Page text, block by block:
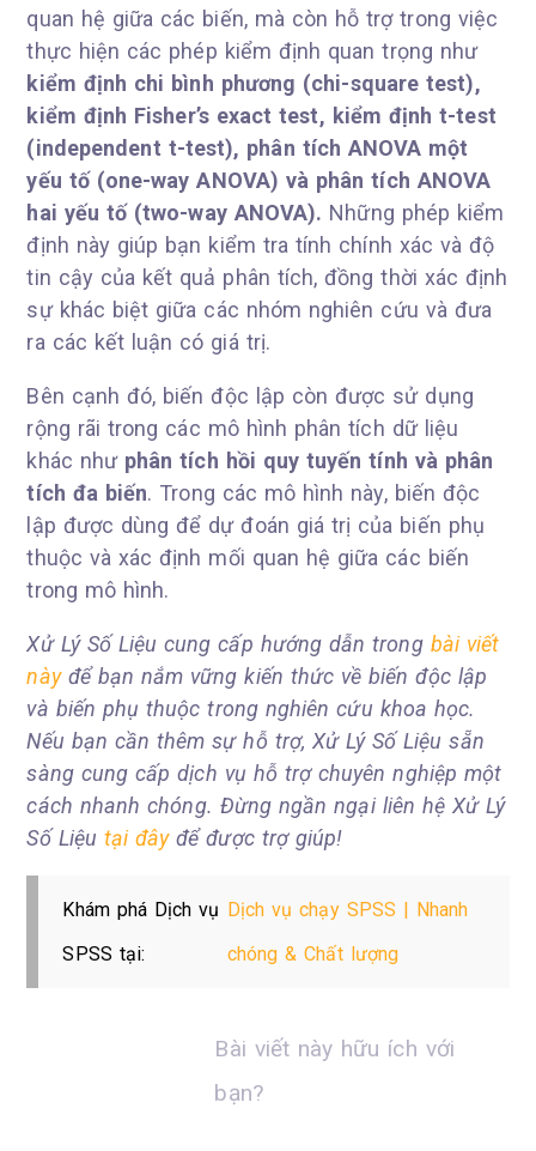
quan hệ giữa các biến, mà còn hỗ trợ trong việc
thực hiện các phép kiểm định quan trọng như
kiểm định chi bình phương (chi-square test),
kiểm định Fisher’s exact test, kiểm định t-test
(independent t-test), phân tích ANOVA một
yếu tố (one-way ANOVA) và phân tích ANOVA
hai yếu tố (two-way ANOVA). Những phép kiểm
định này giúp bạn kiểm tra tính chính xác và độ
tin cậy của kết quả phân tích, đồng thời xác định
sự khác biệt giữa các nhóm nghiên cứu và đưa
ra các kết luận có giá trị.
Bên cạnh đó, biến độc lập còn được sử dụng
rộng rãi trong các mô hình phân tích dữ liệu
khác như phân tích hồi quy tuyến tính và phân
tích đa biến. Trong các mô hình này, biến độc
lập được dùng để dự đoán giá trị của biến phụ
thuộc và xác định mối quan hệ giữa các biến
trong mô hình.
Xử Lý Số Liệu cung cấp hướng dẫn trong bài viết
nàyđể bạn nắm vững kiến thức về biến độc lập
và biến phụ thuộc trong nghiên cứu khoa học.
Nếu bạn cần thêm sự hỗ trợ, Xử Lý Số Liệu sẵn
sàng cung cấp dịch vụ hỗ trợ chuyên nghiệp một
cách nhanh chóng. Đừng ngần ngại liên hệ Xử Lý
Số Liệu tại đâyđể được trợ giúp!
Khám phá Dịch vụ
SPSS tại:
Dịch vụ chạy SPSS | Nhanh
chóng & Chất lượng
Bài viết này hữu ích với
bạn?